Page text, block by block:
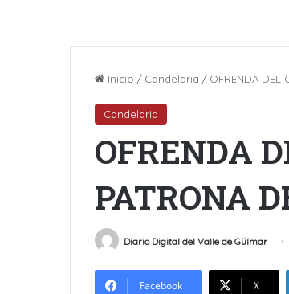
Inicio / Candelaria / OFRENDA DEL
Candelaria
OFRENDA
PATRONA
Diario Digital del Valle de Güímar
Facebook X